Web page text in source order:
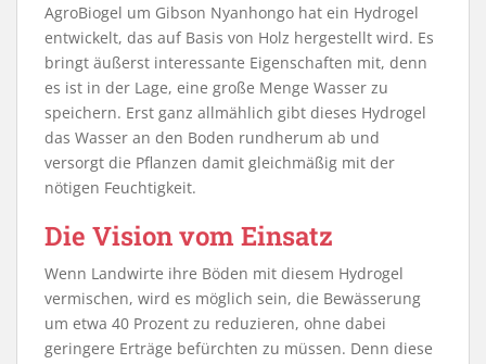
AgroBiogel um Gibson Nyanhongo hat ein Hydrogel
entwickelt, das auf Basis von Holz hergestellt wird. Es
bringt äußerst interessante Eigenschaften mit, denn
es ist in der Lage, eine große Menge Wasser zu
speichern. Erst ganz allmählich gibt dieses Hydrogel
das Wasser an den Boden rundherum ab und
versorgt die Pflanzen damit gleichmäßig mit der
nötigen Feuchtigkeit.
Die Vision vom Einsatz
Wenn Landwirte ihre Böden mit diesem Hydrogel
vermischen, wird es möglich sein, die Bewässerung
um etwa 40 Prozent zu reduzieren, ohne dabei
geringere Erträge befürchten zu müssen. Denn diese